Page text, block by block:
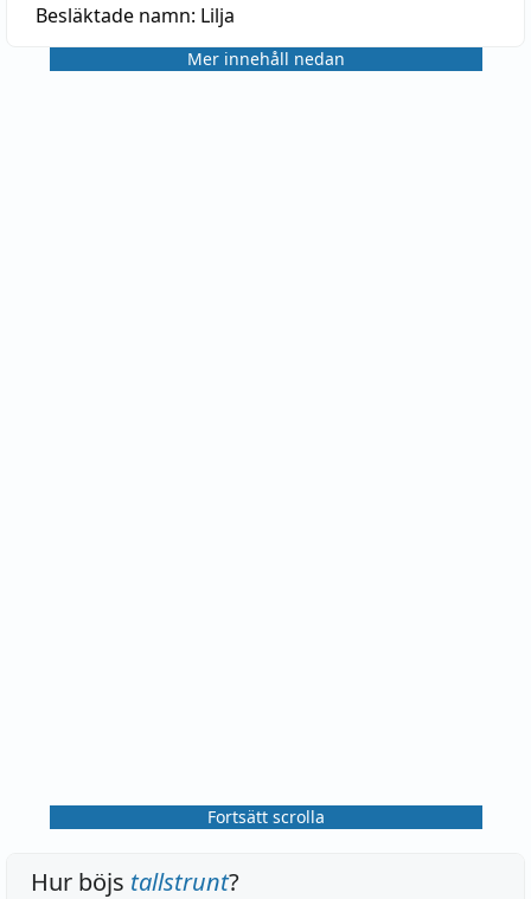
Besläktade namn: Lilja
Mer innehåll nedan
Fortsätt scrolla
Hur böjs tallstrunt?